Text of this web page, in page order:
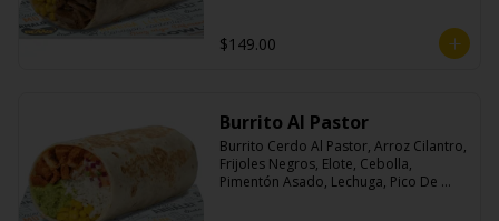
$149.00
Burrito Al Pastor
Burrito Cerdo Al Pastor, Arroz Cilantro,
Frijoles Negros, Elote, Cebolla,
Pimentón Asado, Lechuga, Pico De